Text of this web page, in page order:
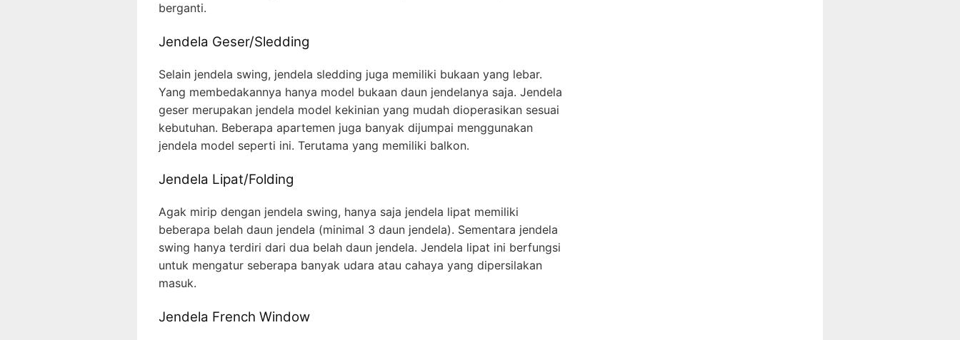
berganti.
Jendela Geser/Sledding
Selain jendela swing, jendela sledding juga memiliki bukaan yang lebar.
Yang membedakannya hanya model bukaan daun jendelanya saja. Jendela
geser merupakan jendela model kekinian yang mudah dioperasikan sesuai
kebutuhan. Beberapa apartemen juga banyak dijumpai menggunakan
jendela model seperti ini. Terutama yang memiliki balkon.
Jendela Lipat/Folding
Agak mirip dengan jendela swing, hanya saja jendela lipat memiliki
beberapa belah daun jendela (minimal 3 daun jendela). Sementara jendela
swing hanya terdiri dari dua belah daun jendela. Jendela lipat ini berfungsi
untuk mengatur seberapa banyak udara atau cahaya yang dipersilakan
masuk.
Jendela French Window